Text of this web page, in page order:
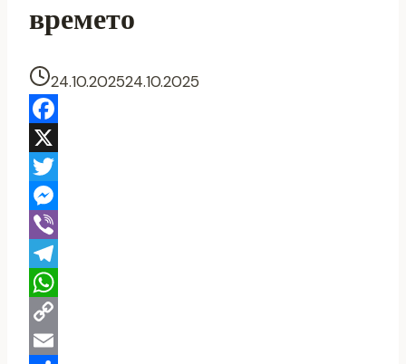
времето
24.10.202524.10.2025
Facebook
X
Twitter
Messenger
Viber
Telegram
WhatsApp
Copy